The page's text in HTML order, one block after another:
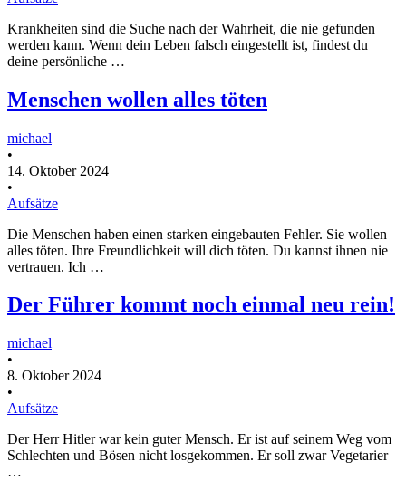
Krankheiten sind die Suche nach der Wahrheit, die nie gefunden
werden kann. Wenn dein Leben falsch eingestellt ist, findest du
deine persönliche …
Menschen wollen alles töten
michael
•
14. Oktober 2024
•
Aufsätze
Die Menschen haben einen starken eingebauten Fehler. Sie wollen
alles töten. Ihre Freundlichkeit will dich töten. Du kannst ihnen nie
vertrauen. Ich …
Der Führer kommt noch einmal neu rein!
michael
•
8. Oktober 2024
•
Aufsätze
Der Herr Hitler war kein guter Mensch. Er ist auf seinem Weg vom
Schlechten und Bösen nicht losgekommen. Er soll zwar Vegetarier
…